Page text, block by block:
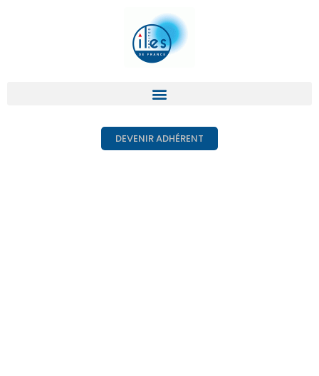
DEVENIR ADHÉRENT